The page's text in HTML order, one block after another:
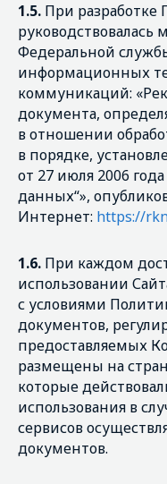
1.5. При
Федеральной
информационных
коммуникаций: «
документа,
в отношении
в порядке,
от 27 июля 2006
данных“»,
Интернет: https://
1.6. При каждом
использовании
с условиями
документов,
предоставляемых
размещены на
которые
использования в
сервисов
документов.